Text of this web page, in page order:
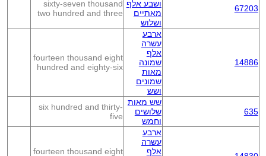
67203
ושבע אלף
מאתיים
ושלוש
sixty-seven thousand
two hundred and three
14886
ארבע
עשרה
אלף
שמונה
מאות
שמונים
ושש
fourteen thousand eight
hundred and eighty-six
635
שש מאות
שלושים
וחמש
six hundred and thirty-
five
ארבע
עשרה
אלף
fourteen thousand eight